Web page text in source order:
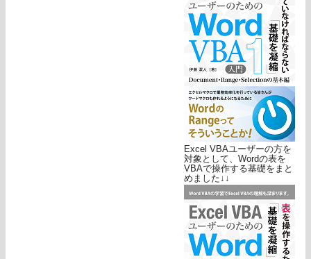
Excel VBAユーザーの方を
対象として、Wordの表を
VBAで操作する基礎をまと
めました↓↓